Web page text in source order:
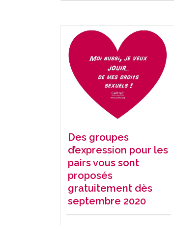
Des groupes
d’expression pour les
pairs vous sont
proposés
gratuitement dès
septembre 2020